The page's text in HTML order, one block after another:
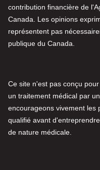
contribution financière de
Canada. Les opinions
représentent pas
publique du Canada.
Ce site n'est pas conçu
un traitement médical par
encourageons vivement les
qualifié avant
de nature médicale.